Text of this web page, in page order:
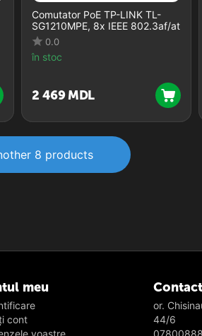
Comutator PoE TP-LINK TL-
SG1210MPE, 8x IEEE 802.3af/at
0.0
în stoc
2 469 MDL
8 products
meu
cont
voastre
or.
44/6